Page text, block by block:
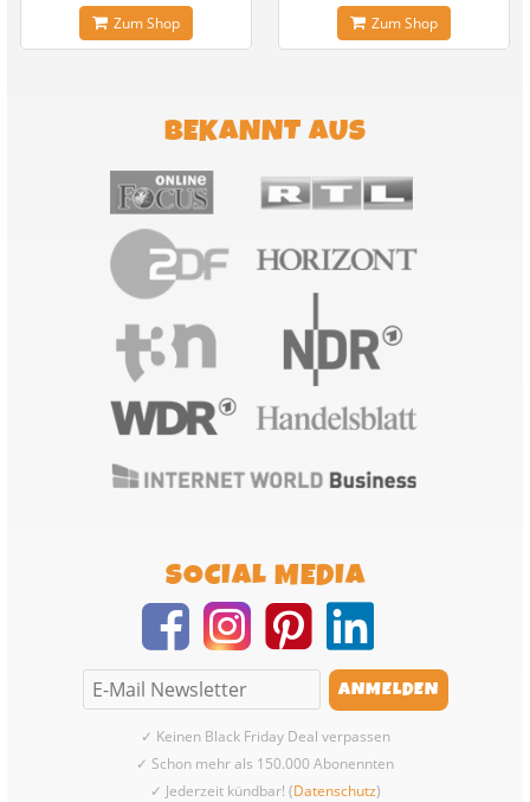
Zum Shop Zum Shop
BEKANNT AUS
SOCIAL MEDIA
✓ Keinen Black Friday Deal verpassen
✓ Schon mehr als 150.000 Abonennten
✓ Jederzeit kündbar! (Datenschutz)